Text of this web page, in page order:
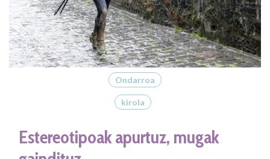
Ondarroa
kirola
Estereotipoak apurtuz, mugak